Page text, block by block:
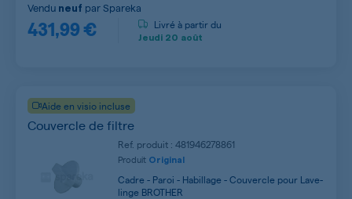
431,99 €
Vendu neuf parSpareka
Livré à partir du
Jeudi 20 août
Aide en visio incluse
Couvercle de filtre
Ref. produit : 481946278861
Produit Original
Cadre - Paroi - Habillage - Couvercle pour Lave-
linge BROTHER